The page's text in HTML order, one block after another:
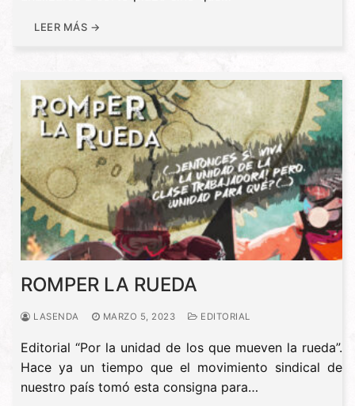
LEER MÁS →
ROMPER LA RUEDA
LASENDA MARZO 5, 2023 EDITORIAL
Editorial “Por la unidad de los que mueven la rueda”.
Hace ya un tiempo que el movimiento sindical de
nuestro país tomó esta consigna para…